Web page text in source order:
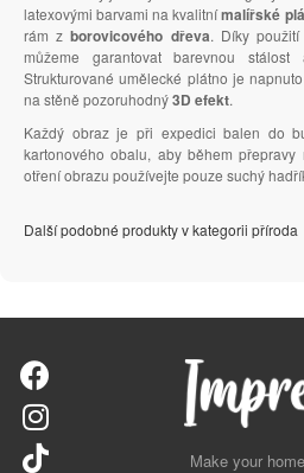
latexovými barvami na kvalitnímalířské
rám zborovicového dřeva. Díky
můžeme garantovat barevnou
Strukturované umělecké plátno je
na stěně pozoruhodný3D efekt.
Každý obraz je při expedici balen do
kartonového obalu, aby během
otření obrazu používejte pouze suchý
Další podobné produkty v kategorii příroda
Make your